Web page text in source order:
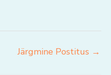
Järgmine Postitus →